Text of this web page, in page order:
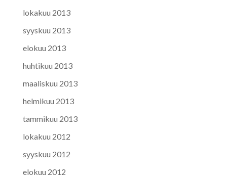
lokakuu 2013
syyskuu 2013
elokuu 2013
huhtikuu 2013
maaliskuu 2013
helmikuu 2013
tammikuu 2013
lokakuu 2012
syyskuu 2012
elokuu 2012